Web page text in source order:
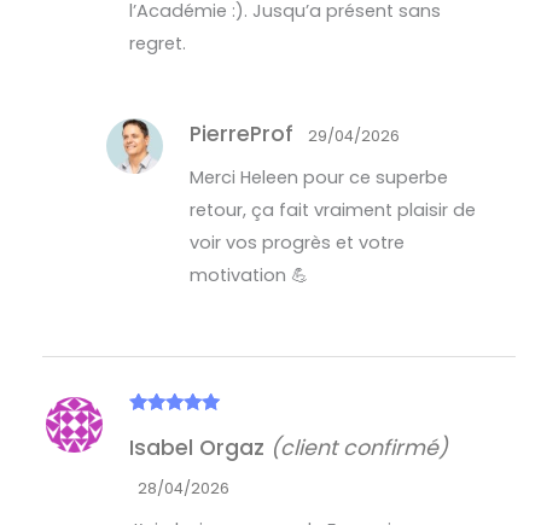
l’Académie :). Jusqu’a présent sans
regret.
PierreProf 29/04/2026
Merci Heleen pour ce superbe
retour, ça fait vraiment plaisir de
voir vos progrès et votre
motivation 💪
5
Isabel Orgaz (client confirmé)
28/04/2026